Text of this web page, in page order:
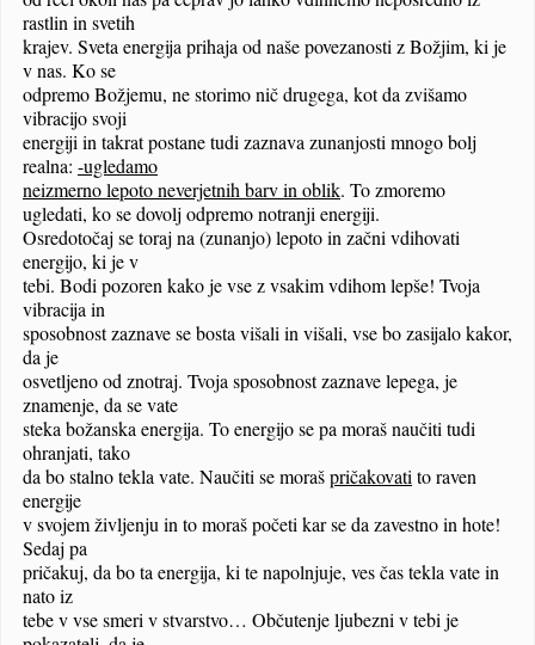
rastlin in svetih
krajev. Sveta energija prihaja od naše povezanosti z Božjim, ki je
v nas. Ko se
odpremo Božjemu, ne storimo nič drugega, kot da zvišamo
vibracijo svoji
energiji in takrat postane tudi zaznava zunanjosti mnogo bolj
realna: -ugledamo
neizmerno lepoto neverjetnih barv in oblik. To zmoremo
ugledati, ko se dovolj odpremo notranji energiji.
Osredotočaj se toraj na (zunanjo) lepoto in začni vdihovati
energijo, ki je v
tebi. Bodi pozoren kako je vse z vsakim vdihom lepše! Tvoja
vibracija in
sposobnost zaznave se bosta višali in višali, vse bo zasijalo kakor,
da je
osvetljeno od znotraj. Tvoja sposobnost zaznave lepega, je
znamenje, da se vate
steka božanska energija. To energijo se pa moraš naučiti tudi
ohranjati, tako
da bo stalno tekla vate. Naučiti se morašpričakovati to raven
energije
v svojem življenju in to moraš početi kar se da zavestno in hote!
Sedaj pa
pričakuj, da bo ta energija, ki te napolnjuje, ves čas tekla vate in
nato iz
tebe v vse smeri v stvarstvo… Občutenje ljubezni v tebi je